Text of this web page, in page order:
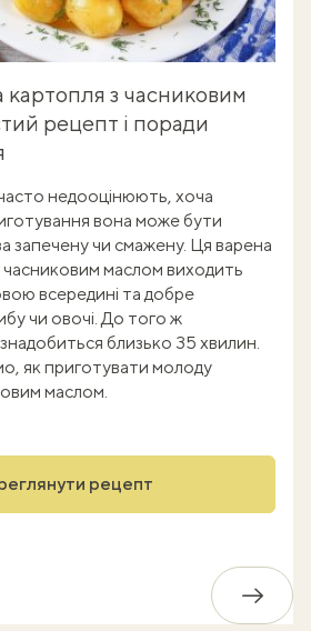
з часниковим
рецепт і поради
недооцінюють, хоча
вона може бути
запечену чи смажену. Ця варена
маслом виходить
всередині та добре
чи овочі. До того ж
близько 35 хвилин.
як приготувати молоду
маслом.
рецепт